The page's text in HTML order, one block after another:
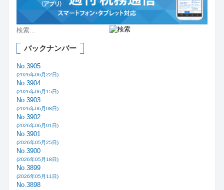
バックナンバー
No.3905
(2026年06月22日)
No.3904
(2026年06月15日)
No.3903
(2026年06月08日)
No.3902
(2026年06月01日)
No.3901
(2026年05月25日)
No.3900
(2026年05月18日)
No.3899
(2026年05月11日)
No.3898